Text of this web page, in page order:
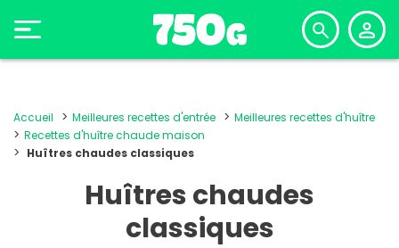
Accueil Meilleures recettes d'entrée
Meilleures recettes d'huître
Recettes d'huître chaude maison
Huîtres chaudes classiques
Huîtres chaudes
classiques